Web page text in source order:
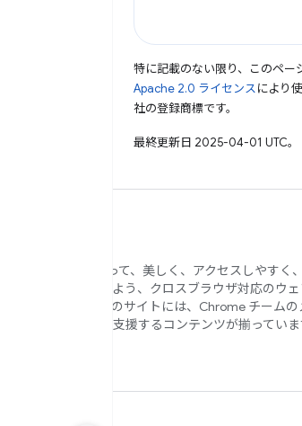
特に記載のない限り、このペー
Apache 2.0 ライセンスにより
社の登録商標です。
最終更新日 2025-04-01 UTC。
てのユーザーにとって、美しく、アクセスしやすく
サイトを構築できるよう、クロスブラウザ対応のウ
と考えています。このサイトには、Chrome チーム
作成した、移行を支援するコンテンツが揃っていま